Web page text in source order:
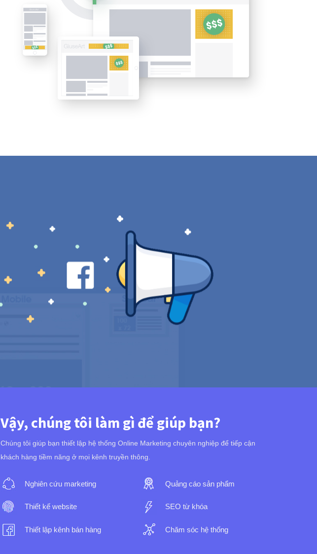
Vậy, chúng tôi làm gì để giúp bạn?
Chúng tôi giúp bạn thiết lập hệ thống Online Marketing chuyên nghiệp để tiếp cận
khách hàng tiềm năng ở mọi kênh truyền thông.
Nghiên cứu marketing
Thiết kế website
Thiết lập kênh bán hàng
Quảng cáo sản phẩm
SEO từ khóa
Chăm sóc hệ thống